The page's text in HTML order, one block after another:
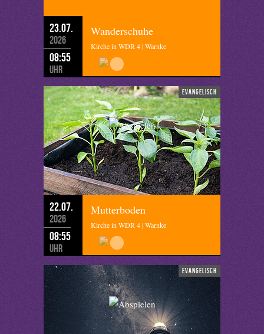
23.07.
2026
08:55
Uhr
Wanderschuhe
Kirche in WDR 4 | Warnke
evangelisch
22.07.
2026
08:55
Uhr
Mutterboden
Kirche in WDR 4 | Warnke
evangelisch